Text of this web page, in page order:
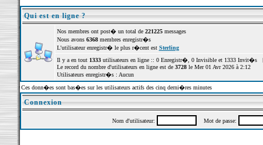
Qui est en ligne ?
Nos membres ont post� un total de 221225messages
Nous avons 6368membres enregistr�s
L'utilisateur enregistr� le plus r�cent est Sterling
Il y a en tout 1333utilisateurs en ligne :: 0 Enregistr�, 0 Invisible et 1333 Invit�s
Le record du nombre d'utilisateurs en ligne est de 3728le Mer 01 Avr 2026 à 2:12
Utilisateurs enregistr�s : Aucun
Ces donn�es sont bas�es sur les utilisateurs actifs des cinq derni�res minutes
Connexion
Nom d'utilisateur: Mot de passe: